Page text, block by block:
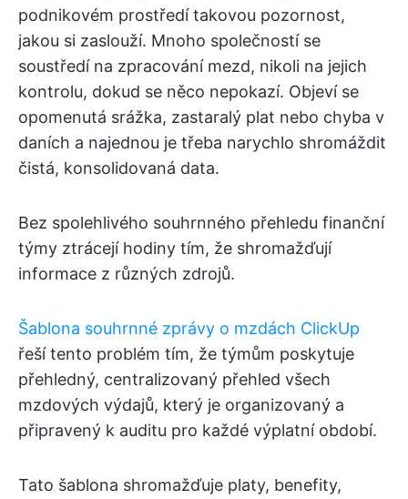
podnikovém prostředí takovou pozornost,
jakou si zaslouží. Mnoho společností se
soustředí na zpracování mezd, nikoli na jejich
kontrolu, dokud se něco nepokazí. Objeví se
opomenutá srážka, zastaralý plat nebo chyba v
daních a najednou je třeba narychlo shromáždit
čistá, konsolidovaná data.
Bez spolehlivého souhrnného přehledu finanční
týmy ztrácejí hodiny tím, že shromažďují
informace z různých zdrojů.
Šablona souhrnné zprávy o mzdách ClickUp
řeší tento problém tím, že týmům poskytuje
přehledný, centralizovaný přehled všech
mzdových výdajů, který je organizovaný a
připravený k auditu pro každé výplatní období.
Tato šablona shromažďuje platy, benefity,